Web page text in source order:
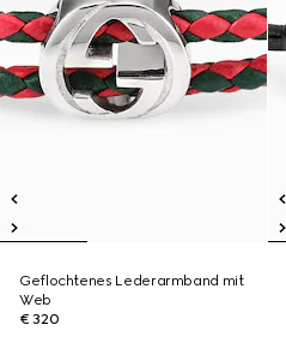
Geflochtenes Lederarmband mit
Web
€ 320